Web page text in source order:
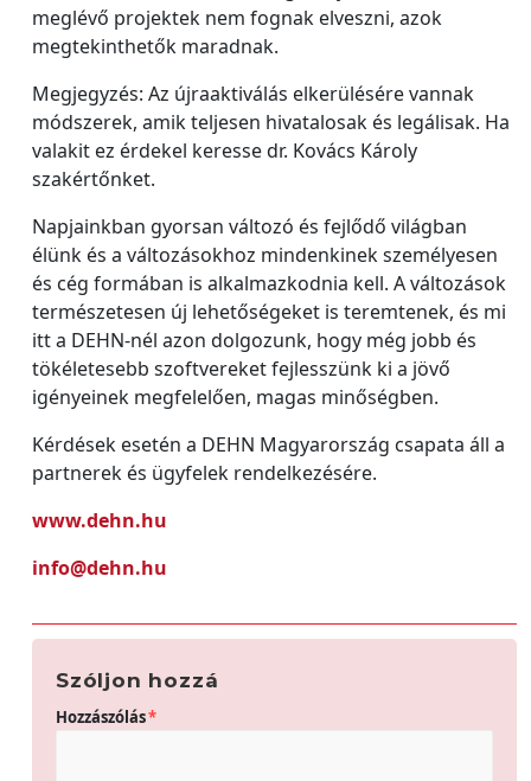
meglévő projektek nem fognak elveszni, azok
megtekinthetők maradnak.
Megjegyzés: Az újraaktiválás elkerülésére vannak
módszerek, amik teljesen hivatalosak és legálisak. Ha
valakit ez érdekel keresse dr. Kovács Károly
szakértőnket.
Napjainkban gyorsan változó és fejlődő világban
élünk és a változásokhoz mindenkinek személyesen
és cég formában is alkalmazkodnia kell. A változások
természetesen új lehetőségeket is teremtenek, és mi
itt a DEHN-nél azon dolgozunk, hogy még jobb és
tökéletesebb szoftvereket fejlesszünk ki a jövő
igényeinek megfelelően, magas minőségben.
Kérdések esetén a DEHN Magyarország csapata áll a
partnerek és ügyfelek rendelkezésére.
www.dehn.hu
info@dehn.hu
Szóljon hozzá
Hozzászólás*